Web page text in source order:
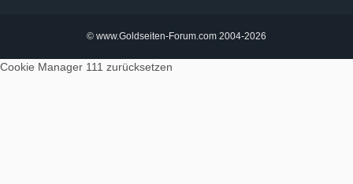
© www.Goldseiten-Forum.com 2004-2026
Cookie Manager 111 zurücksetzen